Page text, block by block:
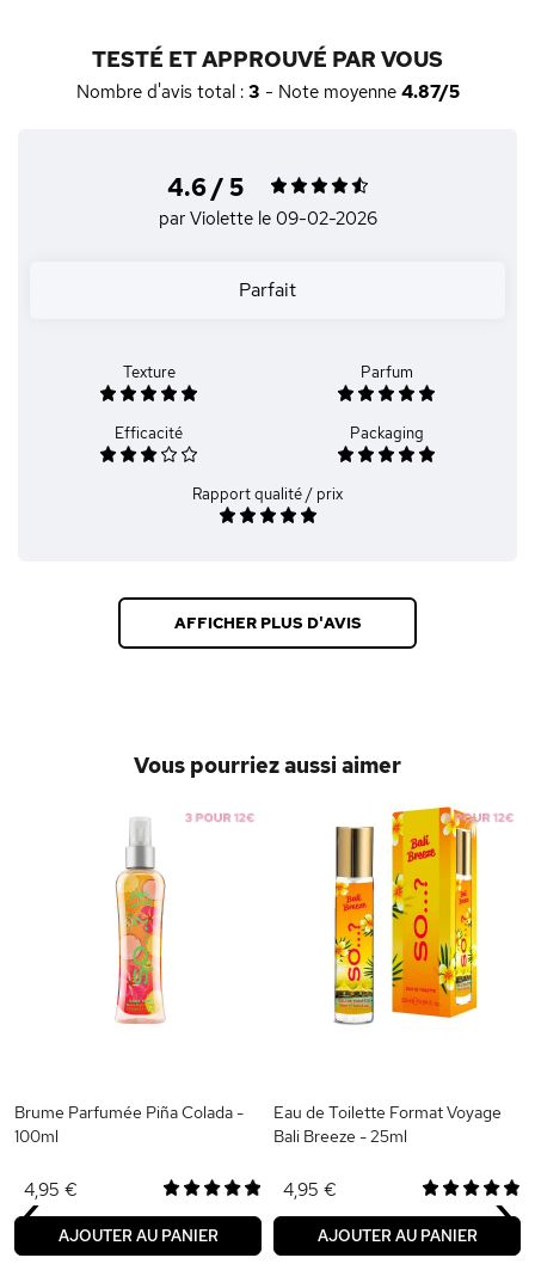
TESTÉ ET APPROUVÉ PAR VOUS
Nombre d'avis total : 3 - Note moyenne 4.87/5
4.6 / 5
par Violette le 09-02-2026
Parfait
Texture Parfum
Efficacité Packaging
Rapport qualité / prix
AFFICHER PLUS D'AVIS
Vous pourriez aussi aimer
Brume Parfumée Piña Colada -
100ml
4,95 €
AJOUTER AU PANIER
Eau de Toilette Format Voyage
Bali Breeze - 25ml
4,95 €
AJOUTER AU PANIER
‹ ›